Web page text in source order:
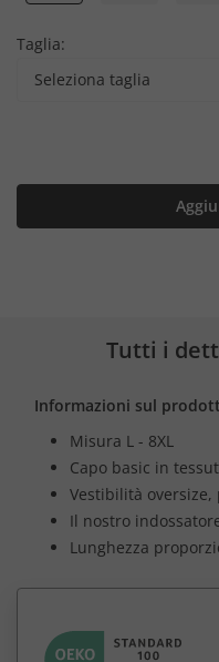
Taglia:
Seleziona taglia
Tutti i
Informazioni sul
Misura L - 8XL
Capo basic in
Vestibilità
Il nostro
Lunghezza